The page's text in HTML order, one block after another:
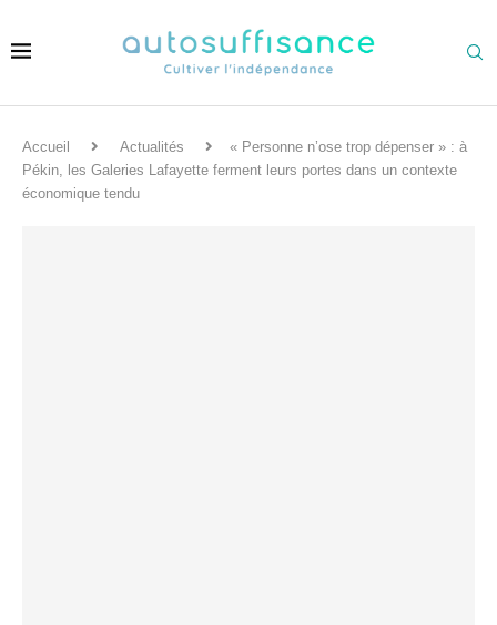
Accueil Actualités
« Personne n’ose trop dépenser » : à
Pékin, les Galeries Lafayette ferment leurs portes dans un contexte
économique tendu